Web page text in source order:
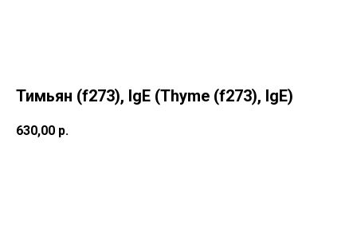
Тимьян (f273), IgE (Thyme (f273), IgE)
630,00 р.